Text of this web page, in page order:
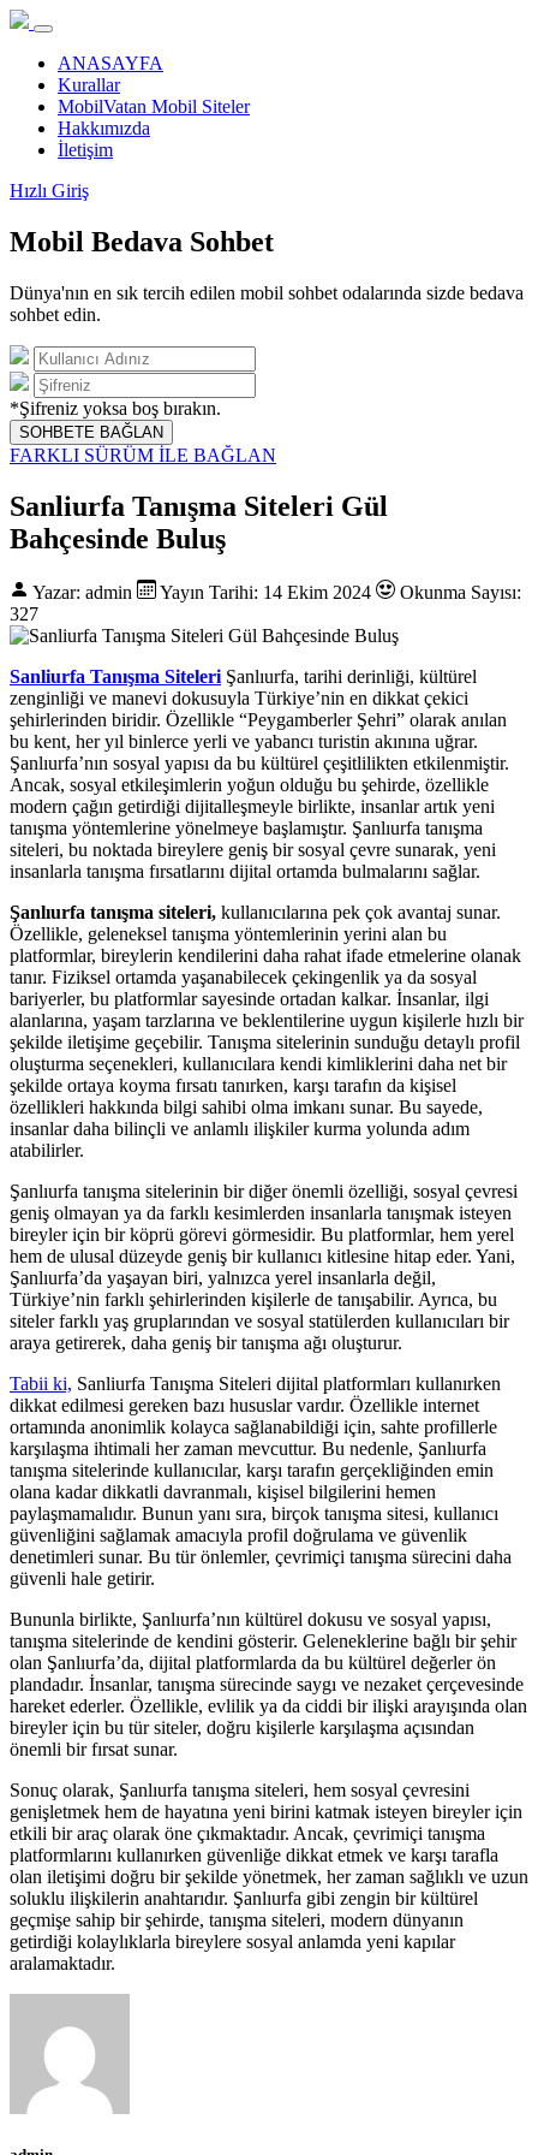
ANASAYFA
Kurallar
MobilVatan Mobil Siteler
Hakkımızda
İletişim
Hızlı Giriş
Mobil Bedava Sohbet
Dünya'nın en sık tercih edilen mobil sohbet odalarında sizde bedava
sohbet edin.
*Şifreniz yoksa boş bırakın.
SOHBETE BAĞLAN
FARKLI SÜRÜM İLE BAĞLAN
Sanliurfa Tanışma Siteleri Gül
Bahçesinde Buluş
Yazar: admin Yayın Tarihi: 14 Ekim 2024
Okunma Sayısı:
327
Sanliurfa Tanışma Siteleri Şanlıurfa, tarihi derinliği, kültürel
zenginliği ve manevi dokusuyla Türkiye’nin en dikkat çekici
şehirlerinden biridir. Özellikle “Peygamberler Şehri” olarak anılan
bu kent, her yıl binlerce yerli ve yabancı turistin akınına uğrar.
Şanlıurfa’nın sosyal yapısı da bu kültürel çeşitlilikten etkilenmiştir.
Ancak, sosyal etkileşimlerin yoğun olduğu bu şehirde, özellikle
modern çağın getirdiği dijitalleşmeyle birlikte, insanlar artık yeni
tanışma yöntemlerine yönelmeye başlamıştır. Şanlıurfa tanışma
siteleri, bu noktada bireylere geniş bir sosyal çevre sunarak, yeni
insanlarla tanışma fırsatlarını dijital ortamda bulmalarını sağlar.
Şanlıurfa tanışma siteleri, kullanıcılarına pek çok avantaj sunar.
Özellikle, geleneksel tanışma yöntemlerinin yerini alan bu
platformlar, bireylerin kendilerini daha rahat ifade etmelerine olanak
tanır. Fiziksel ortamda yaşanabilecek çekingenlik ya da sosyal
bariyerler, bu platformlar sayesinde ortadan kalkar. İnsanlar, ilgi
alanlarına, yaşam tarzlarına ve beklentilerine uygun kişilerle hızlı bir
şekilde iletişime geçebilir. Tanışma sitelerinin sunduğu detaylı profil
oluşturma seçenekleri, kullanıcılara kendi kimliklerini daha net bir
şekilde ortaya koyma fırsatı tanırken, karşı tarafın da kişisel
özellikleri hakkında bilgi sahibi olma imkanı sunar. Bu sayede,
insanlar daha bilinçli ve anlamlı ilişkiler kurma yolunda adım
atabilirler.
Şanlıurfa tanışma sitelerinin bir diğer önemli özelliği, sosyal çevresi
geniş olmayan ya da farklı kesimlerden insanlarla tanışmak isteyen
bireyler için bir köprü görevi görmesidir. Bu platformlar, hem yerel
hem de ulusal düzeyde geniş bir kullanıcı kitlesine hitap eder. Yani,
Şanlıurfa’da yaşayan biri, yalnızca yerel insanlarla değil,
Türkiye’nin farklı şehirlerinden kişilerle de tanışabilir. Ayrıca, bu
siteler farklı yaş gruplarından ve sosyal statülerden kullanıcıları bir
araya getirerek, daha geniş bir tanışma ağı oluşturur.
Tabii ki, Sanliurfa Tanışma Siteleri dijital platformları kullanırken
dikkat edilmesi gereken bazı hususlar vardır. Özellikle internet
ortamında anonimlik kolayca sağlanabildiği için, sahte profillerle
karşılaşma ihtimali her zaman mevcuttur. Bu nedenle, Şanlıurfa
tanışma sitelerinde kullanıcılar, karşı tarafın gerçekliğinden emin
olana kadar dikkatli davranmalı, kişisel bilgilerini hemen
paylaşmamalıdır. Bunun yanı sıra, birçok tanışma sitesi, kullanıcı
güvenliğini sağlamak amacıyla profil doğrulama ve güvenlik
denetimleri sunar. Bu tür önlemler, çevrimiçi tanışma sürecini daha
güvenli hale getirir.
Bununla birlikte, Şanlıurfa’nın kültürel dokusu ve sosyal yapısı,
tanışma sitelerinde de kendini gösterir. Geleneklerine bağlı bir şehir
olan Şanlıurfa’da, dijital platformlarda da bu kültürel değerler ön
plandadır. İnsanlar, tanışma sürecinde saygı ve nezaket çerçevesinde
hareket ederler. Özellikle, evlilik ya da ciddi bir ilişki arayışında olan
bireyler için bu tür siteler, doğru kişilerle karşılaşma açısından
önemli bir fırsat sunar.
Sonuç olarak, Şanlıurfa tanışma siteleri, hem sosyal çevresini
genişletmek hem de hayatına yeni birini katmak isteyen bireyler için
etkili bir araç olarak öne çıkmaktadır. Ancak, çevrimiçi tanışma
platformlarını kullanırken güvenliğe dikkat etmek ve karşı tarafla
olan iletişimi doğru bir şekilde yönetmek, her zaman sağlıklı ve uzun
soluklu ilişkilerin anahtarıdır. Şanlıurfa gibi zengin bir kültürel
geçmişe sahip bir şehirde, tanışma siteleri, modern dünyanın
getirdiği kolaylıklarla bireylere sosyal anlamda yeni kapılar
aralamaktadır.